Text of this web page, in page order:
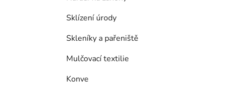
Sklízení úrody
Skleníky a pařeniště
Mulčovací textilie
Konve